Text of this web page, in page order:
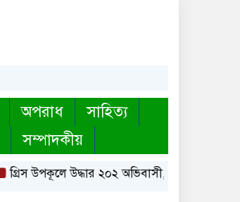
অপরাধ
সাহিত্য
সম্পাদকীয়
গ্রিস উপকূলে উদ্ধার ২০২ অভিবাসী, বেশিরভাগই